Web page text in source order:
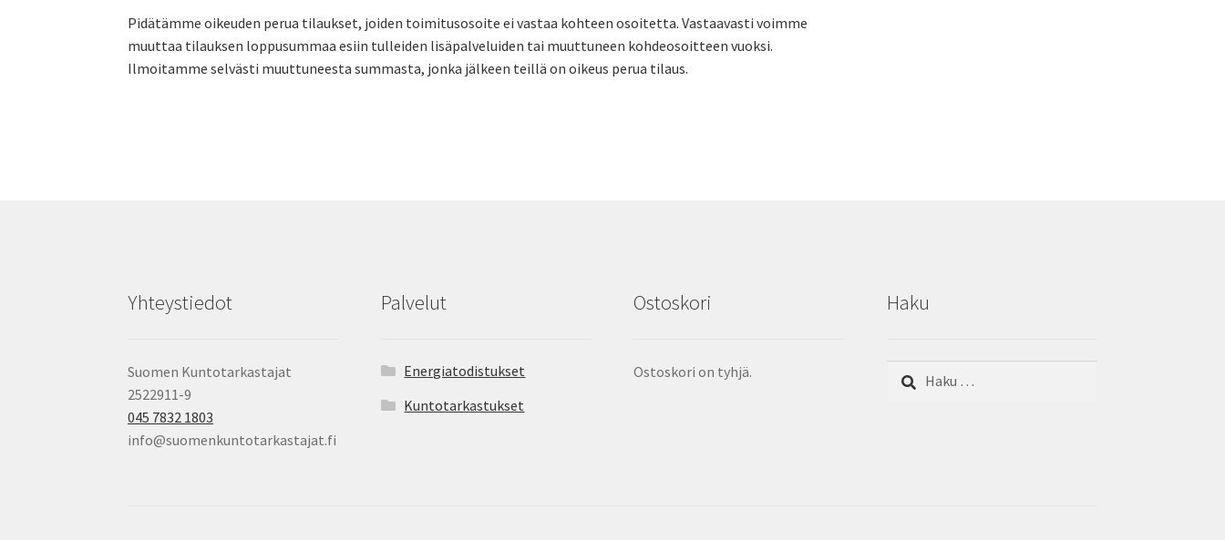
Pidätämme oikeuden perua tilaukset, joiden toimitusosoite ei vastaa kohteen osoitetta. Vastaavasti voimme
muuttaa tilauksen loppusummaa esiin tulleiden lisäpalveluiden tai muuttuneen kohdeosoitteen vuoksi.
Ilmoitamme selvästi muuttuneesta summasta, jonka jälkeen teillä on oikeus perua tilaus.
Yhteystiedot
Suomen Kuntotarkastajat
2522911-9
045 7832 1803
info@suomenkuntotarkastajat.fi
Palvelut
Energiatodistukset
Kuntotarkastukset
Ostoskori
Ostoskori on tyhjä.
Haku
Haku: